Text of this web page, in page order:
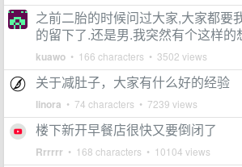
之前二胎的时候问过大家,大家都要
的留下了.还是男.我突然有个这样的
kuawo • 166 characters • 3502 views
关于减肚子，大家有什么好的经验
linora • 74 characters • 7239 views
楼下新开早餐店很快又要倒闭了
Rrrrrr • 168 characters • 10104 views